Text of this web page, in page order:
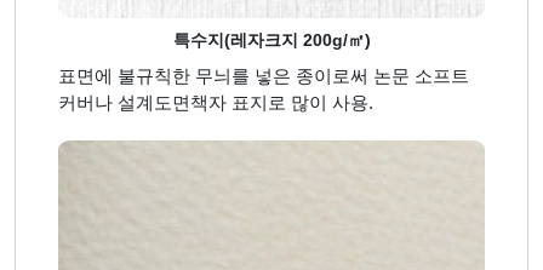
특수지(레자크지 200g/㎡)
표면에 불규칙한 무늬를 넣은 종이로써 논문 소프트
커버나 설계도면책자 표지로 많이 사용.